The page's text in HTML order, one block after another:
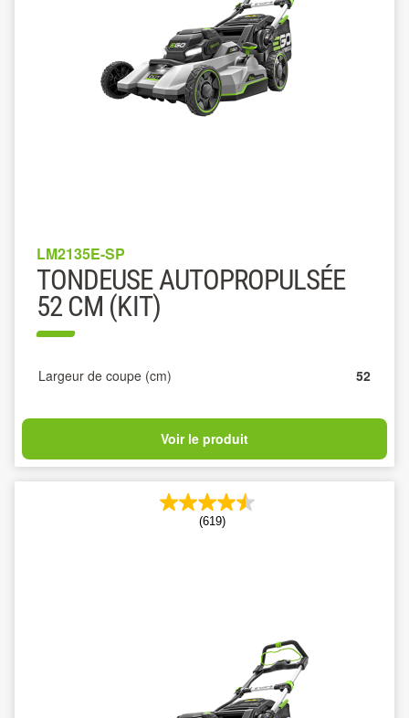
LM2135E-SP
TONDEUSE AUTOPROPULSÉE
52 CM (KIT)
Largeur de coupe (cm) 52
Voir le produit
(619)